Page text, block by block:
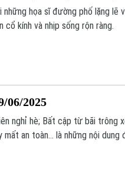
những họa sĩ đường phố lặng lẽ
cổ kính và nhịp sống rộn ràng.
06/2025
nghỉ hè; Bất cập từ bãi trông
an toàn... là những nội